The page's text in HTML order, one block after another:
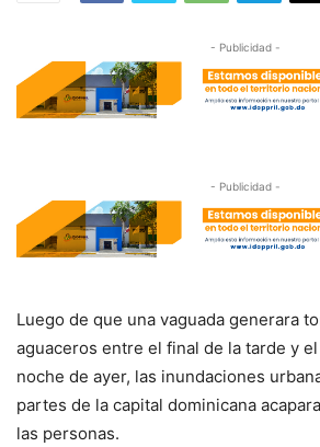
- Publicidad -
- Publicidad -
Luego de que una vaguada generara
aguaceros entre el final de la tarde y
noche de ayer, las inundaciones
partes de la capital dominicana
las personas.